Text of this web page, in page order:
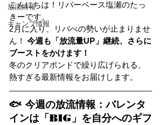
放流情報
キャンプ情報
こんにちは！リバーベース塩瀬のたっ
きーです。
2月に入り、リバべの勢いが止まりませ
ん！ 今週も「放流量UP」継続、さらに
ブーストをかけます！
冬のクリアポンドで繰り広げられる、
熱すぎる最新情報をお届けします。
🐟 今週の放流情報：バレンタ
インは「BIG」を自分へのギフ